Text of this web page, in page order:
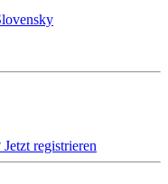
registrieren